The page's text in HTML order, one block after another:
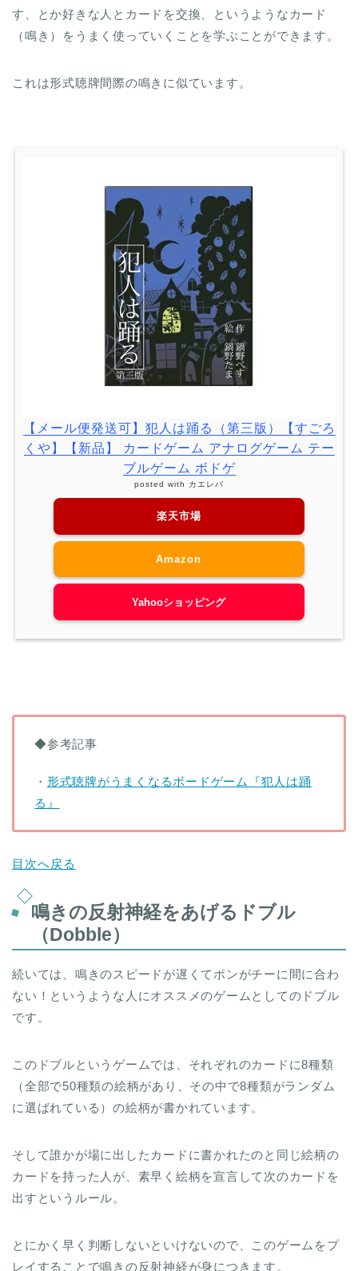
す、とか好きな人とカードを交換、というようなカード
（鳴き）をうまく使っていくことを学ぶことができます。
これは形式聴牌間際の鳴きに似ています。
【メール便発送可】犯人は踊る（第三版）【すごろ
くや】【新品】 カードゲーム アナログゲーム テー
ブルゲーム ボドゲ
posted with カエレバ
楽天市場
Amazon
Yahooショッピング
◆参考記事
・ 形式聴牌がうまくなるボードゲーム『犯人は踊
る』
目次へ戻る
鳴きの反射神経をあげるドブル
（Dobble）
続いては、鳴きのスピードが遅くてポンがチーに間に合わ
ない！というような人にオススメのゲームとしてのドブル
です。
このドブルというゲームでは、それぞれのカードに8種類
（全部で50種類の絵柄があり、その中で8種類がランダム
に選ばれている）の絵柄が書かれています。
そして誰かが場に出したカードに書かれたのと同じ絵柄の
カードを持った人が、素早く絵柄を宣言して次のカードを
出すというルール。
とにかく早く判断しないといけないので、このゲームをプ
レイすることで鳴きの反射神経が身につきます。